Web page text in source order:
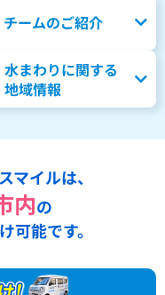
チームのご紹介
水まわりに関する
地域情報
マイルは、
内の
可能です。